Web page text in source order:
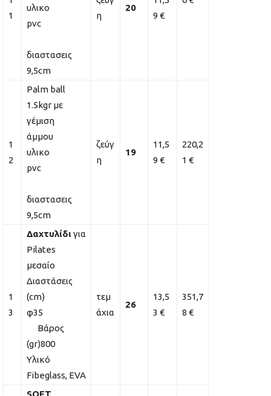
1
υλικο
pvc
διαστασεις
9,5cm
η
20
9 €
1
2
Palm ball
1.5kgr με
γέμιση
άμμου
υλικο
pvc
διαστασεις
9,5cm
ζεύγ
η
19
11,5
9 €
220,2
1 €
1
3
Δαχτυλίδιγια
Pilates
μεσαίο
Διαστάσεις
(cm)
φ35
Βάρος
(gr)800
Υλικό
Fibeglass, EVA
τεμ
άχια
26
13,5
3 €
351,7
8 €
SOFT